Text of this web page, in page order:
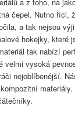
čepel. Nutno říci,
a tak nejsou
hokejky, které
tak nabízí
velmi vysoká
nejoblíbenější.